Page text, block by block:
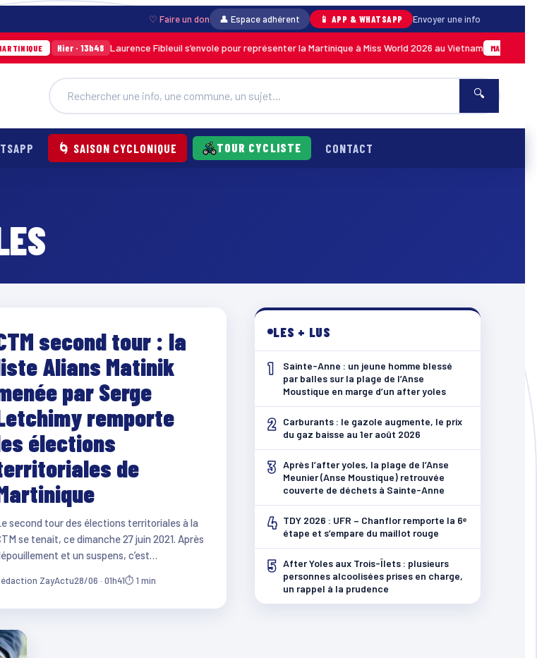
♡ Faire un don 👤 Espace adhérent 📱 APP & WHATSAPP Envoyer une info
Hier · 13h48 Laurence Fibleuil s’envole pour représenter la Martinique à Miss World 2026 au Vietnam MARTINIQUE
🔍
🌀 SAISON CYCLONIQUE TOUR CYCLISTE CONTACT
second tour : la
Alians Matinik
par Serge
remporte
élections
de
second tour des élections territoriales à la
se tenait, ce dimanche 27 juin 2021. Après
et un suspens, c’est…
ZayActu28/06 · 01h41⏱ 1 min
LES + LUS
1
Sainte-Anne : un jeune homme blessé
par balles sur la plage de l’Anse
Moustique en marge d’un after yoles
2
Carburants : le gazole augmente, le prix
du gaz baisse au 1er août 2026
3 Après l’after yoles, la plage de l’Anse
Meunier (Anse Moustique) retrouvée
couverte de déchets à Sainte-Anne
4 TDY 2026 : UFR – Chanflor remporte la 6ᵉ
étape et s’empare du maillot rouge
5 After Yoles aux Trois-Îlets : plusieurs
personnes alcoolisées prises en charge,
un rappel à la prudence